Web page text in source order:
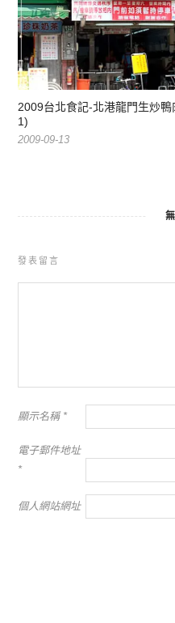
2009台北食記-北港龍門生炒
1)
2009-09-13
發表留言
顯示名稱 *
電子郵件地址
*
個人網站網址